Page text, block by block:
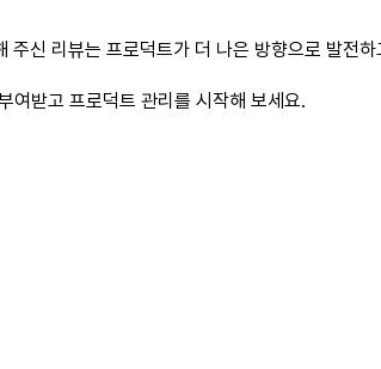
주신 리뷰는 프로덕트가 더 나은 방향으로 발전
여받고 프로덕트 관리를 시작해 보세요.